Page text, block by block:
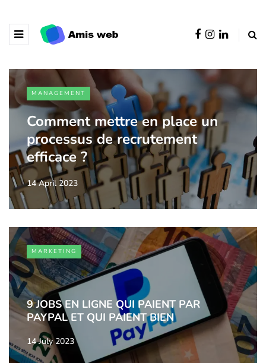
MANAGEMENT
Comment mettre en place un
processus de recrutement
efficace ?
14 April 2023
MARKETING
9 JOBS EN LIGNE QUI PAIENT PAR
PAYPAL ET QUI PAIENT BIEN
14 July 2023